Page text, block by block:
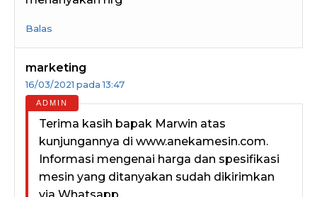
Balas
marketing
16/03/2021 pada 13:47
Terima kasih bapak Marwin atas
kunjungannya di www.anekamesin.com.
Informasi mengenai harga dan spesifikasi
mesin yang ditanyakan sudah dikirimkan
via Whatsapp.